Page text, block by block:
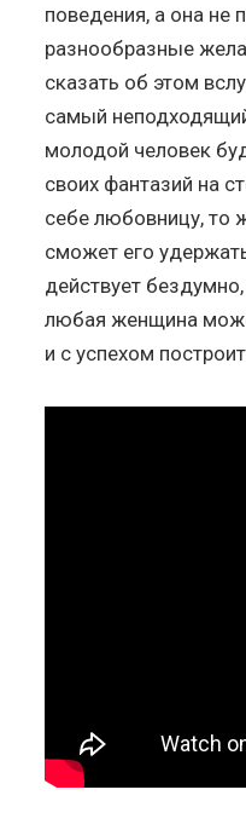
поведения, а она не
разнообразные
сказать об этом
самый
молодой человек
своих фантазий на
себе любовницу, то
сможет его
действует
любая женщина
и с успехом